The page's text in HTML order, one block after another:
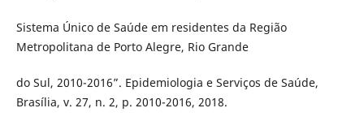
Sistema Único de Saúde em residentes da Região
Metropolitana de Porto Alegre, Rio Grande
do Sul, 2010-2016”. Epidemiologia e Serviços de Saúde,
Brasília, v. 27, n. 2, p. 2010-2016, 2018.